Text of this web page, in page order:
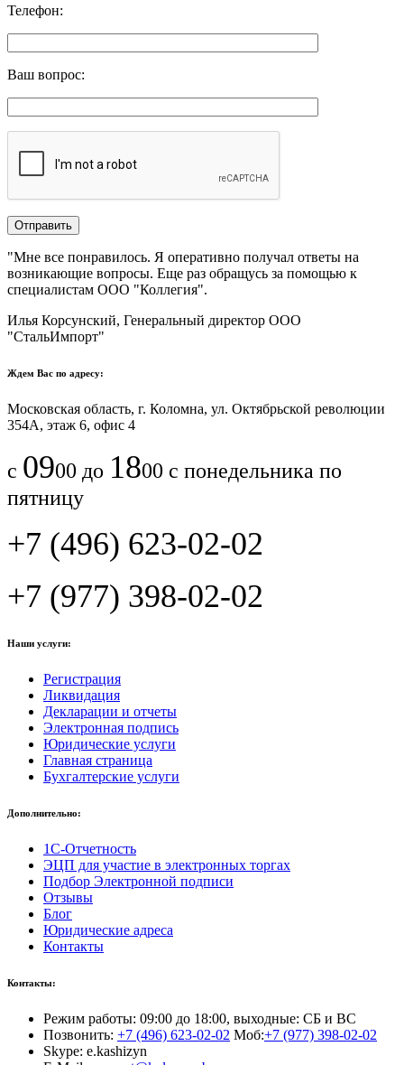
Телефон:
Ваш вопрос:
"Мне все понравилось.​ ​Я оперативно получал ответы на
возникающие вопросы. Еще раз обращусь за помощью к
специалистам ООО "Коллегия".​
Илья Корсунский, Генеральный директор ООО
"СтальИмпорт"
Ждем Вас по адресу:
Московская область, г. Коломна, ул. Октябрьской революции
354А, этаж 6, офис 4
с 0900 до 1800 с понедельника по
пятницу
+7 (496) 623-02-02
+7 (977) 398-02-02
Наши услуги:
Регистрация
Ликвидация
Декларации и отчеты
Электронная подпись
Юридические услуги
Главная страница
Бухгалтерские услуги
Дополнительно:
1С-Отчетность
ЭЦП для участие в электронных торгах
Подбор Электронной подписи
Отзывы
Блог
Юридические адреса
Контакты
Контакты:
Режим работы: 09:00 до 18:00, выходные: СБ и ВС
Позвонить: +7 (496) 623-02-02 Моб:+7 (977) 398-02-02
Skype: e.kashizyn